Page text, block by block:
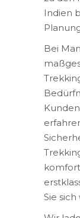
Indien
Bei
Sie